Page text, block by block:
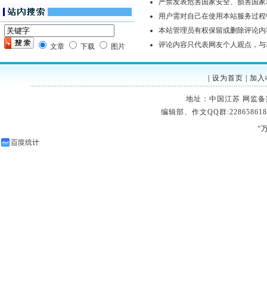
文章 下载 图片
严禁发表危害国家安全、损害国
用户需对自己在使用本站服务过
本站管理员有权保留或删除评论
评论内容只代表网友个人观点，
设为首页 加入
地址：中国江苏 网监
编辑部、作文QQ群
“